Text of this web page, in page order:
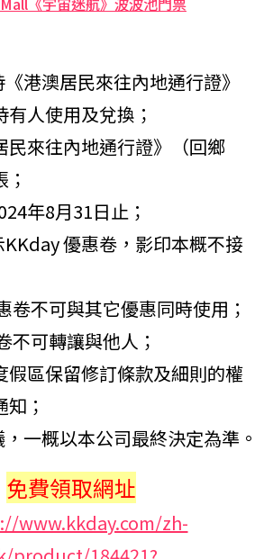
港澳居民來往內地通行證》
有人使用及兌換；
民來往內地通行證》（回鄉
年8月31日止；
優惠卷，影印本概不接
卷不可與其它優惠同時使用；
不可轉讓與他人；
假區保留修訂條款及細則的權
；
一概以本公司最終決定為準。
免費領取網址
www.kkday.com/zh-